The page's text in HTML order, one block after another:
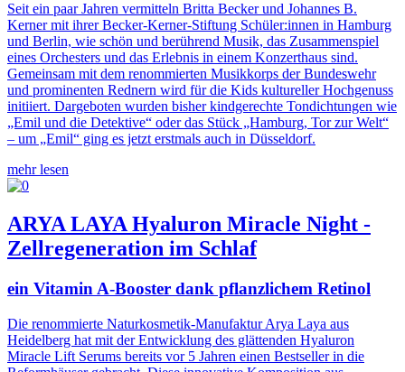
Seit ein paar Jahren vermitteln Britta Becker und Johannes B.
Kerner mit ihrer Becker-Kerner-Stiftung Schüler:innen in Hamburg
und Berlin, wie schön und berührend Musik, das Zusammenspiel
eines Orchesters und das Erlebnis in einem Konzerthaus sind.
Gemeinsam mit dem renommierten Musikkorps der Bundeswehr
und prominenten Rednern wird für die Kids kultureller Hochgenuss
initiiert. Dargeboten wurden bisher kindgerechte Tondichtungen wie
„Emil und die Detektive“ oder das Stück „Hamburg, Tor zur Welt“
– um „Emil“ ging es jetzt erstmals auch in Düsseldorf.
mehr lesen
ARYA LAYA Hyaluron Miracle Night -
Zellregeneration im Schlaf
ein Vitamin A-Booster dank pflanzlichem Retinol
Die renommierte Naturkosmetik-Manufaktur Arya Laya aus
Heidelberg hat mit der Entwicklung des glättenden Hyaluron
Miracle Lift Serums bereits vor 5 Jahren einen Bestseller in die